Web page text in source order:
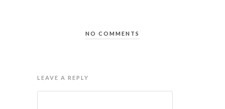
NO COMMENTS
LEAVE A REPLY